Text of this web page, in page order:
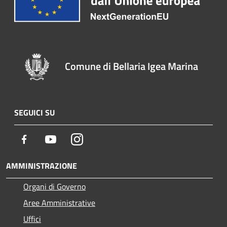
Comune di Bellaria Igea Marina
SEGUICI SU
Facebook YoutubeInstagram
AMMINISTRAZIONE
Organi di Governo
Aree Amministrative
Uffici